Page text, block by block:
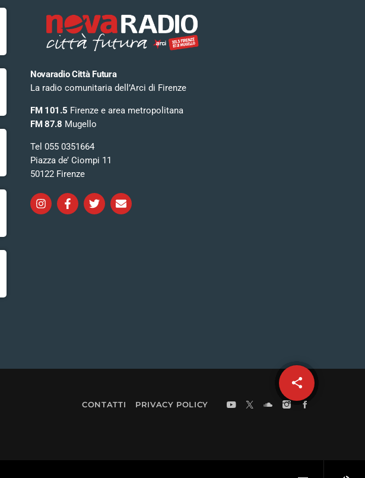
share
email
Novaradio Città Futura
La radio comunitaria dell’Arci di Firenze
FM 101.5 Firenze e area metropolitana
FM 87.8 Mugello
Tel 055 0351664
Piazza de’ Ciompi 11
50122 Firenze
CONTATTI PRIVACY POLICY